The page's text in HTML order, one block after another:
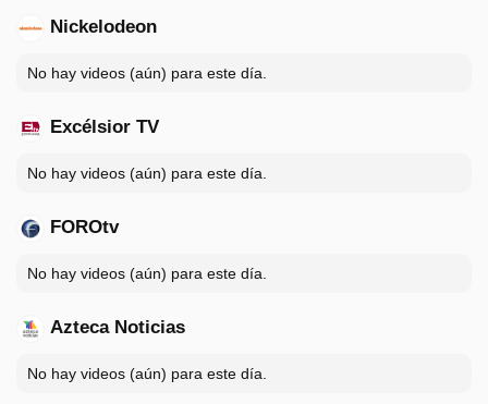
Nickelodeon
No hay videos (aún) para este día.
Excélsior TV
No hay videos (aún) para este día.
FOROtv
No hay videos (aún) para este día.
Azteca Noticias
No hay videos (aún) para este día.